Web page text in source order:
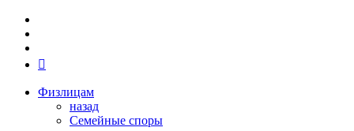
Физлицам
назад
Семейные споры